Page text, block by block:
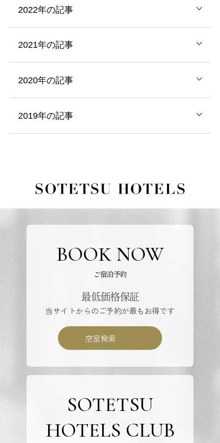
2022年の記事
2021年の記事
2020年の記事
2019年の記事
BOOK NOW
ご宿泊予約
最低価格保証
当サイトからのご予約が最もお得です
空室検索
SOTETSU
HOTELS CLUB